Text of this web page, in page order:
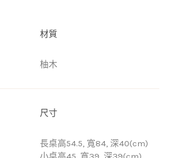
材質
柚木
尺寸
長桌高54.5, 寬84, 深40(cm)